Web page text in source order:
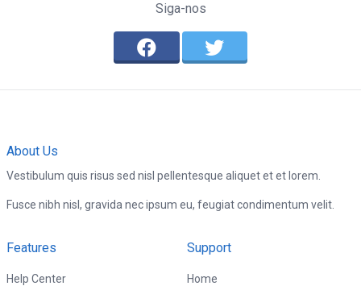
Siga-nos
About Us
Vestibulum quis risus sed nisl pellentesque aliquet et et lorem.
Fusce nibh nisl, gravida nec ipsum eu, feugiat condimentum velit.
Features
Help Center
Support
Home